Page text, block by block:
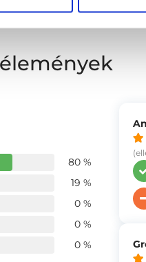
80 %
19 %
0 %
0 %
0 %